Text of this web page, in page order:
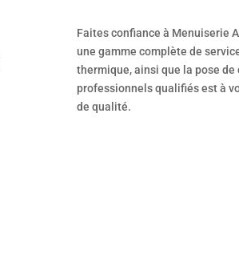
Faites confiance à Menuiserie
une gamme complète de
thermique, ainsi que la pose
professionnels qualifiés est à
de qualité.